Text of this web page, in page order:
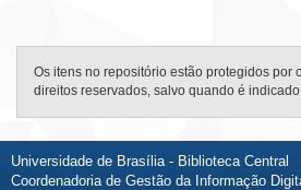
Os itens no repositório estão protegidos por
direitos reservados, salvo quando é
Universidade de Brasília - Biblioteca Central
Coordenadoria de Gestão da Informação